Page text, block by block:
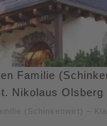
Familie
Nikolaus Olsberg
(Schinkenwirt) –